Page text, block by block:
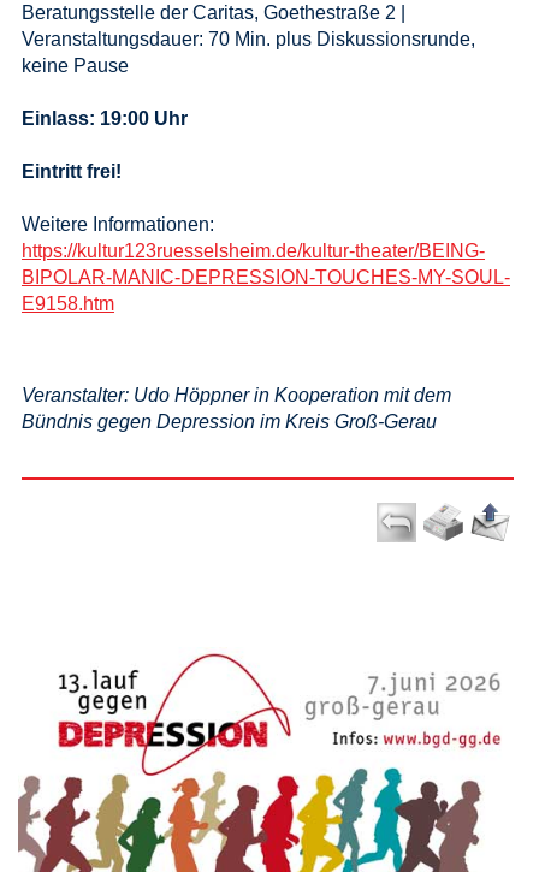
Beratungsstelle der Caritas, Goethestraße 2 |
Veranstaltungsdauer: 70 Min. plus Diskussionsrunde,
keine Pause
Einlass: 19:00 Uhr
Eintritt frei!
Weitere Informationen:
https://kultur123ruesselsheim.de/kultur-theater/BEING-
BIPOLAR-MANIC-DEPRESSION-TOUCHES-MY-SOUL-
E9158.htm
Veranstalter: Udo Höppner in Kooperation mit dem
Bündnis gegen Depression im Kreis Groß-Gerau